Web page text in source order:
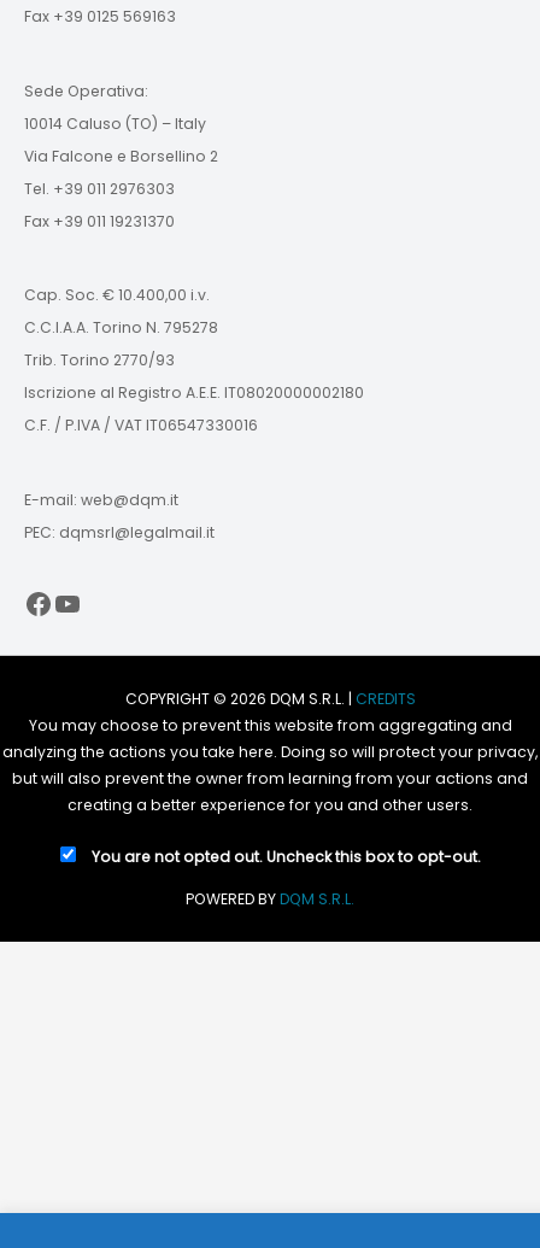
Fax +39 0125 569163
Sede Operativa:
10014 Caluso (TO) – Italy
Via Falcone e Borsellino 2
Tel. +39 011 2976303
Fax +39 011 19231370
Cap. Soc. € 10.400,00 i.v.
C.C.I.A.A. Torino N. 795278
Trib. Torino 2770/93
Iscrizione al Registro A.E.E. IT08020000002180
C.F. / P.IVA / VAT IT06547330016
E-mail: web@dqm.it
PEC: dqmsrl@legalmail.it
Facebook
YouTube
COPYRIGHT © 2026 DQM S.R.L. | CREDITS
You may choose to prevent this website from aggregating and
analyzing the actions you take here. Doing so will protect your privacy,
but will also prevent the owner from learning from your actions and
creating a better experience for you and other users.
You are not opted out. Uncheck this box to opt-out.
POWERED BYDQM S.R.L.